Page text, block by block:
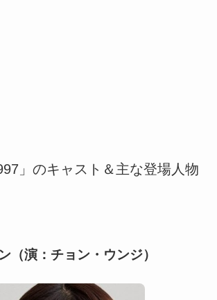
」のキャスト＆主な登場人物
（演：チョン・ウンジ）